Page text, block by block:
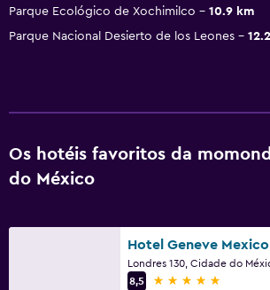
Parque Ecológico de Xochimilco
10.9 km
Parque Nacional Desierto de los Leones
Os hotéis favoritos da
do México
8,5
5 estrelas